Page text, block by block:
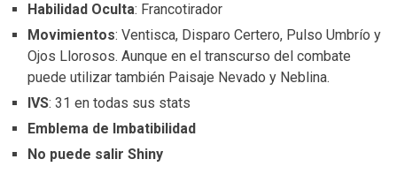
Habilidad Oculta: Francotirador
Movimientos: Ventisca, Disparo Certero, Pulso Umbrío y
Ojos Llorosos. Aunque en el transcurso del combate
puede utilizar también Paisaje Nevado y Neblina.
IVS: 31 en todas sus stats
Emblema de Imbatibilidad
No puede salir Shiny